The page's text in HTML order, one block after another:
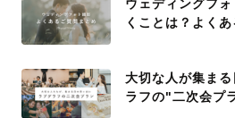
ウェディングフ
くことは？よく
大切な人が集ま
ラフの"二次会プ